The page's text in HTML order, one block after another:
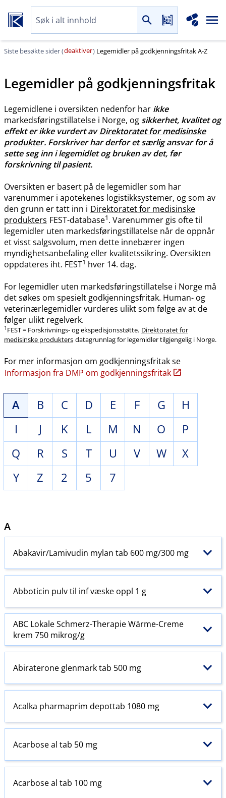
Siste besøkte sider (deaktiver) Legemidler på godkjenningsfritak A-Z
Legemidler på godkjenningsfritak
Legemidlene i oversikten nedenfor har ikke
markedsføringstillatelse i Norge, og sikkerhet, kvalitet og
effekt er ikke vurdert avDirektoratet for medisinske
produkter. Forskriver har derfor et særlig ansvar for å
sette seg inn i legemidlet og bruken av det, før
forskrivning til pasient.
Oversikten er basert på de legemidler som har
varenummer i apotekenes logistikksystemer, og som av
den grunn er tatt inn i Direktoratet for medisinske
produkters FEST-database1. Varenummer gis ofte til
legemidler uten markedsføringstillatelse når de oppnår
et visst salgsvolum, men dette innebærer ingen
myndighetsanbefaling eller kvalitetssikring. Oversikten
oppdateres iht. FEST1 hver 14. dag.
For legemidler uten markedsføringstillatelse i Norge må
det søkes om spesielt godkjenningsfritak. Human- og
veterinærlegemidler vurderes ulikt som følge av at de
følger ulikt regelverk.
1 FEST = Forskrivnings- og ekspedisjonsstøtte. Direktoratet for
medisinske produkters datagrunnlag for legemidler tilgjengelig i Norge.
For mer informasjon om godkjenningsfritak se
Informasjon fra DMP om godkjenningsfritak
A B C D E F G
H
I
J K L M N O
P
Q
R S T U V W
X
Y
Z 2 5 7
A
Abakavir​/​Lamivudin mylan tab 600 mg/300 mg
Abboticin pulv til inf væske oppl 1 g
ABC Lokale Schmerz-Therapie Wärme-Creme
krem 750 mikrog/g
Abiraterone glenmark tab 500 mg
Acalka pharmaprim depottab 1080 mg
Acarbose al tab 50 mg
Acarbose al tab 100 mg